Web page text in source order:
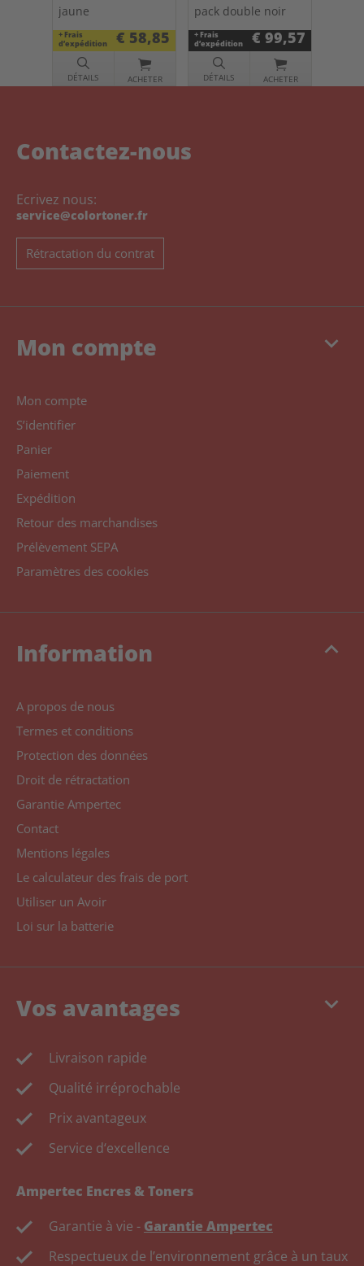
jaune
+ Frais
d’expédition
€ 58,85
DÉTAILS ACHETER
pack double noir
+ Frais
d’expédition
€ 99,57
DÉTAILS ACHETER
Contactez-nous
Ecrivez nous:
service@colortoner.fr
Rétractation du contrat
keyboard_arrow_down
Mon compte
Mon compte
S’identifier
Panier
Paiement
Expédition
Retour des marchandises
Prélèvement SEPA
Paramètres des cookies
keyboard_arrow_up
Information
A propos de nous
Termes et conditions
Protection des données
Droit de rétractation
Garantie Ampertec
Contact
Mentions légales
Le calculateur des frais de port
Utiliser un Avoir
Loi sur la batterie
keyboard_arrow_down
Vos avantages
Livraison rapide
Qualité irréprochable
Prix avantageux
Service d‘excellence
Ampertec Encres & Toners
Garantie à vie - Garantie Ampertec
Respectueux de l’environnement grâce à un taux